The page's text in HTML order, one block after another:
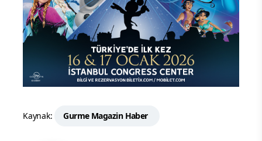
Kaynak: Gurme Magazin Haber